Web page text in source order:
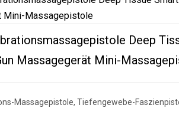
Deep
Massagegerät Mini-
Massagepistole, Tiefengewebe-